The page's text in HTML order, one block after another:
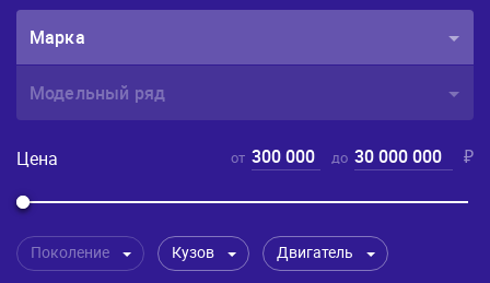
Марка
Модельный ряд
Цена от 300 000 до 30 000 000 ₽
Поколение Кузов Двигатель